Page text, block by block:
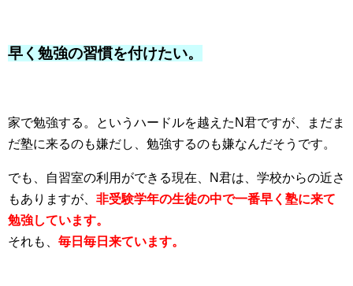
早く勉強の習慣を付けたい。
家で勉強する。というハードルを越えたN君ですが、まだま
だ塾に来るのも嫌だし、勉強するのも嫌なんだそうです。
でも、自習室の利用ができる現在、N君は、学校からの近さ
もありますが、 非受験学年の生徒の中で一番早く塾に来て
勉強しています。
それも、 毎日毎日来ています。